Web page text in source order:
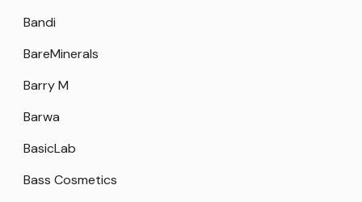
Bandi
BareMinerals
Barry M
Barwa
BasicLab
Bass Cosmetics